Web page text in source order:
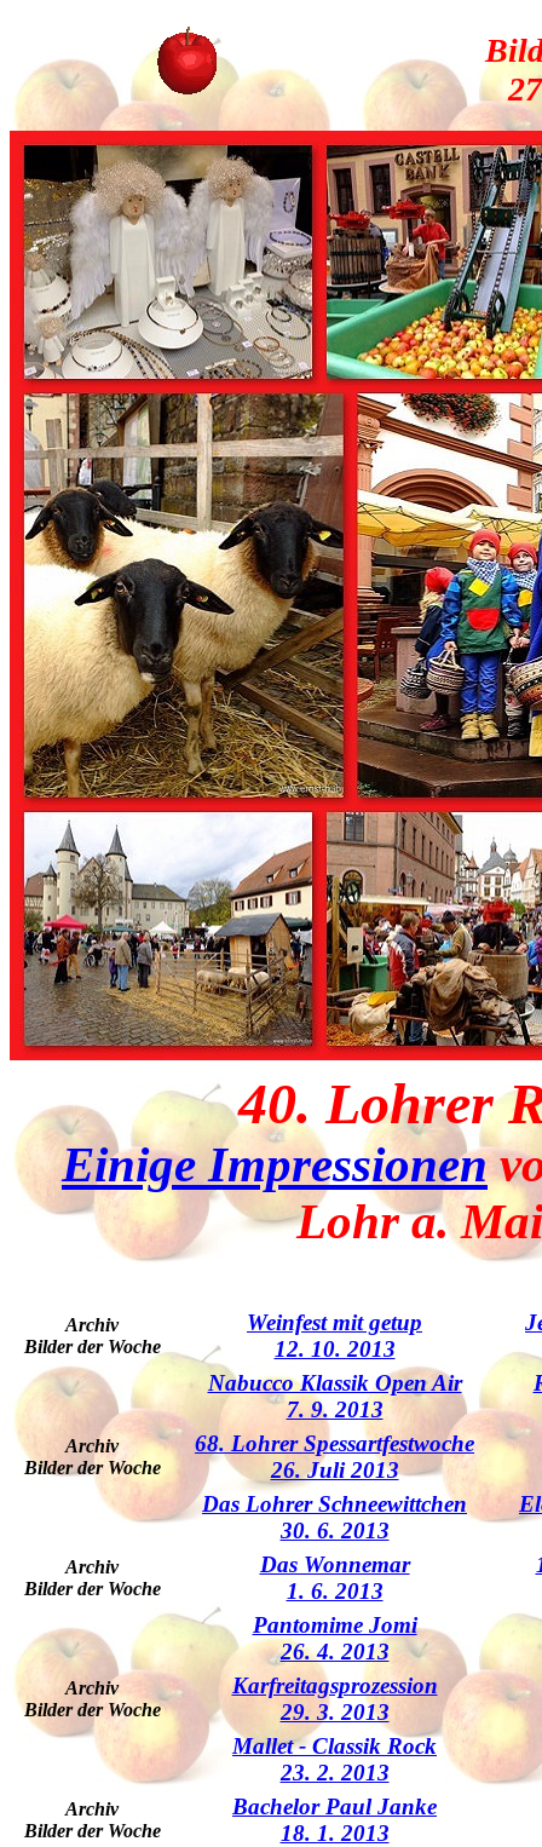
40. Lohrer
Einige Impressionen
Lohr a.
Archiv
Bilder der Woche
Weinfest mit getup
12. 10. 2013
Nabucco Klassik Open Air
7. 9. 2013
Archiv
Bilder der Woche
68. Lohrer Spessartfestwoche
26. Juli 2013
Das Lohrer Schneewittchen
30. 6. 2013
Archiv
Bilder der Woche
Das Wonnemar
1. 6. 2013
Pantomime Jomi
26. 4. 2013
Archiv
Bilder der Woche
Karfreitagsprozession
29. 3. 2013
Mallet - Classik Rock
23. 2. 2013
Archiv
Bilder der Woche
Bachelor Paul Janke
18. 1. 2013